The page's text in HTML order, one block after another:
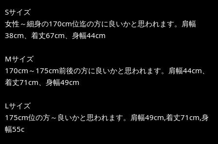
Sサイズ
女性～細身の170cm位迄の方に良いかと思われます。肩幅
38cm、着丈67cm、身幅44cm
Mサイズ
170cm～175cm前後の方に良いかと思われます。肩幅44cm、
着丈71cm、身幅49cm
Lサイズ
175cm位の方～良いかと思われます。肩幅49cm,着丈71cm,身
幅55c